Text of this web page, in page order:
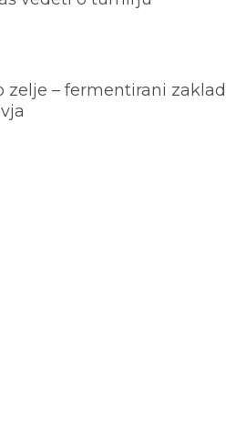
zelje – fermentirani zaklad